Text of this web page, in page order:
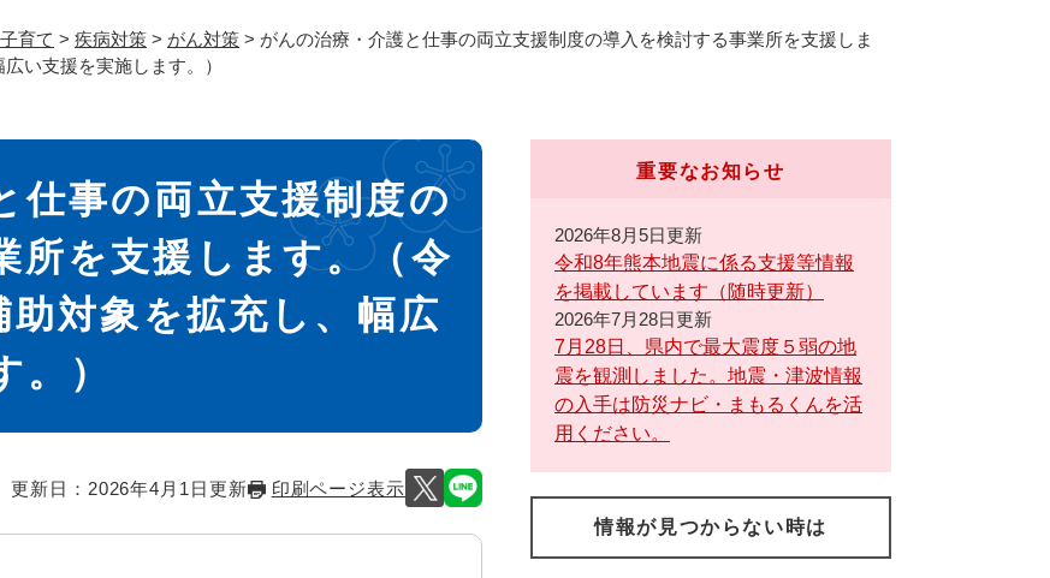
育て > 疾病対策 > がん対策 > がんの治療・介護と仕事の両立支援制度の導入を検討する事業所を支援しま
い支援を実施します。）
仕事の両立支援制度の
所を支援します。（令
対象を拡充し、幅広
）
更新日：2026年4月1日更新 印刷ページ表示
重要なお知らせ
2026年8月5日更新
令和8年熊本地震に係る支援等情報
を掲載しています（随時更新）
2026年7月28日更新
7月28日、県内で最大震度５弱の地
震を観測しました。地震・津波情報
の入手は防災ナビ・まもるくんを活
用ください。
情報が見つからない時は